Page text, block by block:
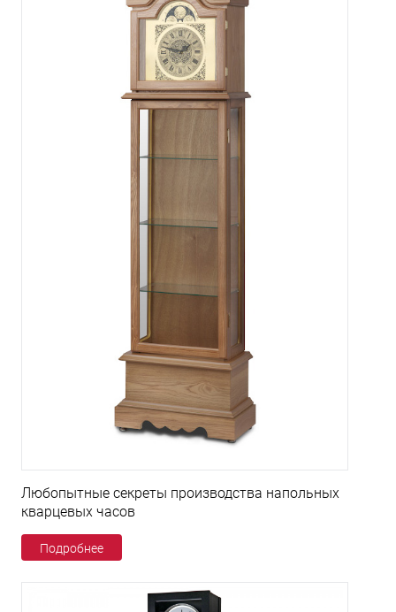
Любопытные секреты производства напольных
кварцевых часов
Подробнее